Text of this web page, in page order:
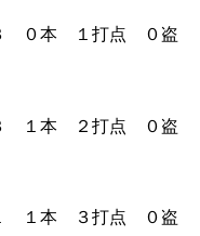
１打点 ０盗
２打点 ０盗
本 ３打点 ０盗